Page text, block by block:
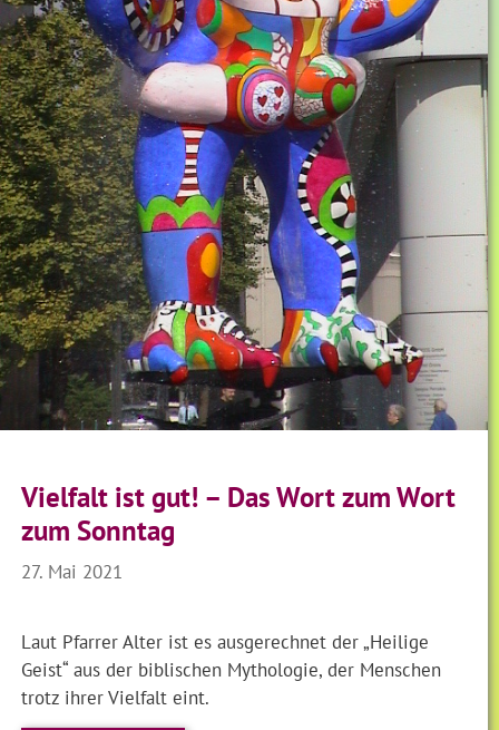
Vielfalt ist gut! – Das Wort zum Wort
zum Sonntag
27. Mai 2021
Laut Pfarrer Alter ist es ausgerechnet der „Heilige
Geist“ aus der biblischen Mythologie, der Menschen
trotz ihrer Vielfalt eint.